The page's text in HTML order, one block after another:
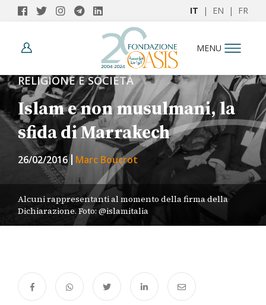
IT | EN | FR
MENU
RELIGIONE E SOCIETÀ
Islam e non musulmani, la
sfida di Marrakech
26/02/2016 Marc Boucrot
Alcuni rappresentanti al momento della firma della
Dichiarazione. Foto: @islamitalia